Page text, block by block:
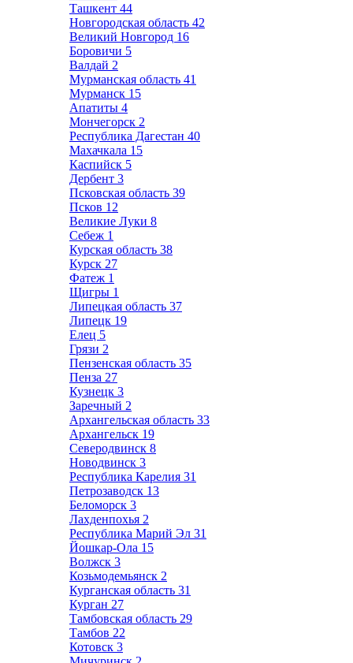
Ташкент 44
Новгородская область 42
Великий Новгород 16
Боровичи 5
Валдай 2
Мурманская область 41
Мурманск 15
Апатиты 4
Мончегорск 2
Республика Дагестан 40
Махачкала 15
Каспийск 5
Дербент 3
Псковская область 39
Псков 12
Великие Луки 8
Себеж 1
Курская область 38
Курск 27
Фатеж 1
Щигры 1
Липецкая область 37
Липецк 19
Елец 5
Грязи 2
Пензенская область 35
Пенза 27
Кузнецк 3
Заречный 2
Архангельская область 33
Архангельск 19
Северодвинск 8
Новодвинск 3
Республика Карелия 31
Петрозаводск 13
Беломорск 3
Лахденпохья 2
Республика Марий Эл 31
Йошкар-Ола 15
Волжск 3
Козьмодемьянск 2
Курганская область 31
Курган 27
Тамбовская область 29
Тамбов 22
Котовск 3